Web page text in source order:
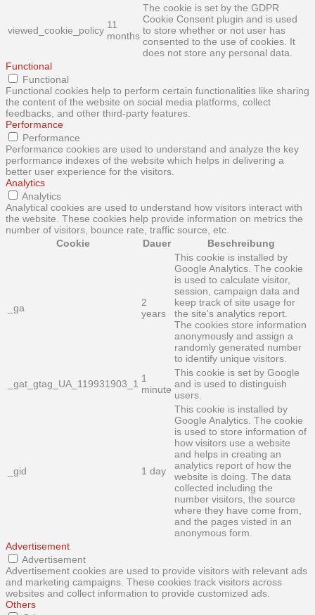
viewed_cookie_policy 11
months
The cookie is set by the GDPR
Cookie Consent plugin and is used
to store whether or not user has
consented to the use of cookies. It
does not store any personal data.
Functional
Functional
Functional cookies help to perform certain functionalities like sharing
the content of the website on social media platforms, collect
feedbacks, and other third-party features.
Performance
Performance
Performance cookies are used to understand and analyze the key
performance indexes of the website which helps in delivering a
better user experience for the visitors.
Analytics
Analytics
Analytical cookies are used to understand how visitors interact with
the website. These cookies help provide information on metrics the
number of visitors, bounce rate, traffic source, etc.
Cookie
Dauer Beschreibung
_ga
2
years
This cookie is installed by
Google Analytics. The cookie
is used to calculate visitor,
session, campaign data and
keep track of site usage for
the site's analytics report.
The cookies store information
anonymously and assign a
randomly generated number
to identify unique visitors.
_gat_gtag_UA_119931903_1 1
minute
This cookie is set by Google
and is used to distinguish
users.
_gid 1 day
This cookie is installed by
Google Analytics. The cookie
is used to store information of
how visitors use a website
and helps in creating an
analytics report of how the
website is doing. The data
collected including the
number visitors, the source
where they have come from,
and the pages visted in an
anonymous form.
Advertisement
Advertisement
Advertisement cookies are used to provide visitors with relevant ads
and marketing campaigns. These cookies track visitors across
websites and collect information to provide customized ads.
Others